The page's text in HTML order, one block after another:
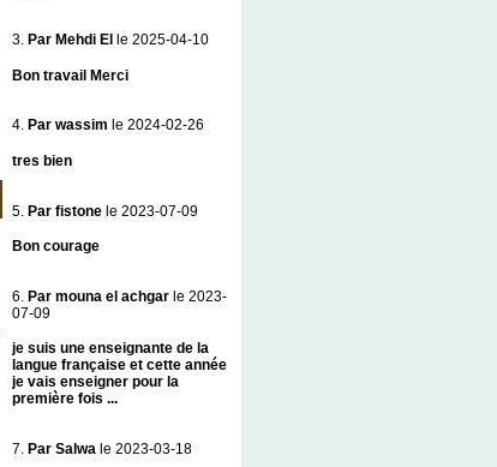
3. Par Mehdi El le 2025-04-10
Bon travail Merci
4. Par wassim le 2024-02-26
tres bien
5. Par fistone le 2023-07-09
Bon courage
6. Par mouna el achgar le 2023-
07-09
je suis une enseignante de la
langue française et cette année
je vais enseigner pour la
première fois ...
7. Par Salwa le 2023-03-18